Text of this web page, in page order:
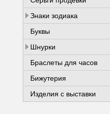
Знаки зодиака
Буквы
Шнурки
Браслеты для часов
Бижутерия
Изделия с выставки